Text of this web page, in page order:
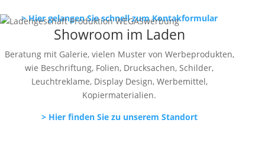
> Hier gelangen Sie schnell zum Kontakformular
Showroom im Laden
Beratung mit Galerie, vielen Muster von Werbeprodukten,
wie Beschriftung, Folien, Drucksachen, Schilder,
Leuchtreklame, Display Design, Werbemittel,
Kopiermaterialien.
> Hier finden Sie zu unserem Standort